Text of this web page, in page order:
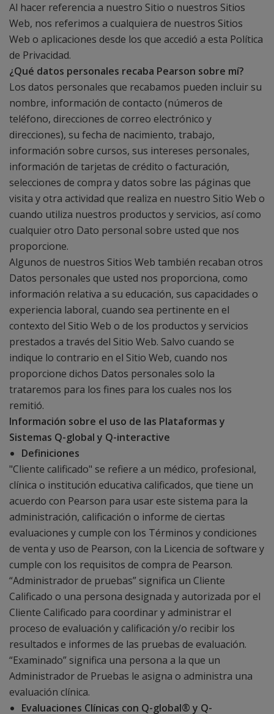
Al hacer referencia a nuestro Sitio o nuestros Sitios
Web, nos referimos a cualquiera de nuestros Sitios
Web o aplicaciones desde los que accedió a esta Política
de Privacidad.
¿Qué datos personales recaba Pearson sobre mí?
Los datos personales que recabamos pueden incluir su
nombre, información de contacto (números de
teléfono, direcciones de correo electrónico y
direcciones), su fecha de nacimiento, trabajo,
información sobre cursos, sus intereses personales,
información de tarjetas de crédito o facturación,
selecciones de compra y datos sobre las páginas que
visita y otra actividad que realiza en nuestro Sitio Web o
cuando utiliza nuestros productos y servicios, así como
cualquier otro Dato personal sobre usted que nos
proporcione.
Algunos de nuestros Sitios Web también recaban otros
Datos personales que usted nos proporciona, como
información relativa a su educación, sus capacidades o
experiencia laboral, cuando sea pertinente en el
contexto del Sitio Web o de los productos y servicios
prestados a través del Sitio Web. Salvo cuando se
indique lo contrario en el Sitio Web, cuando nos
proporcione dichos Datos personales solo la
trataremos para los fines para los cuales nos los
remitió.
Información sobre el uso de las Plataformas y
Sistemas Q-global y Q-interactive
Definiciones
"Cliente calificado" se refiere a un médico, profesional,
clínica o institución educativa calificados, que tiene un
acuerdo con Pearson para usar este sistema para la
administración, calificación o informe de ciertas
evaluaciones y cumple con los Términos y condiciones
de venta y uso de Pearson, con la Licencia de software y
cumple con los requisitos de compra de Pearson.
“Administrador de pruebas” significa un Cliente
Calificado o una persona designada y autorizada por el
Cliente Calificado para coordinar y administrar el
proceso de evaluación y calificación y/o recibir los
resultados e informes de las pruebas de evaluación.
“Examinado” significa una persona a la que un
Administrador de Pruebas le asigna o administra una
evaluación clínica.
Evaluaciones Clínicas con Q-global® y Q-